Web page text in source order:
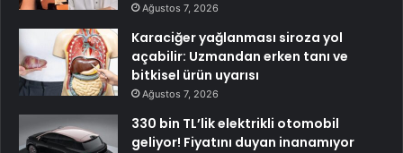
Ağustos 7, 2026
Karaciğer yağlanması siroza yol
açabilir: Uzmandan erken tanı ve
bitkisel ürün uyarısı
Ağustos 7, 2026
330 bin TL’lik elektrikli otomobil
geliyor! Fiyatını duyan inanamıyor